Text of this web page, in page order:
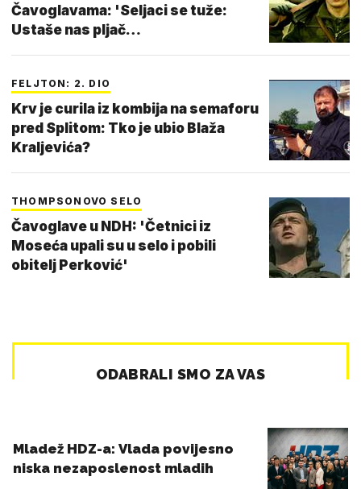
Čavoglavama: 'Seljaci se tuže:
Ustaše nas pljač…
FELJTON: 2. DIO
Krv je curila iz kombija na semaforu
pred Splitom: Tko je ubio Blaža
Kraljevića?
THOMPSONOVO SELO
Čavoglave u NDH: 'Četnici iz
Moseća upali su u selo i pobili
obitelj Perković'